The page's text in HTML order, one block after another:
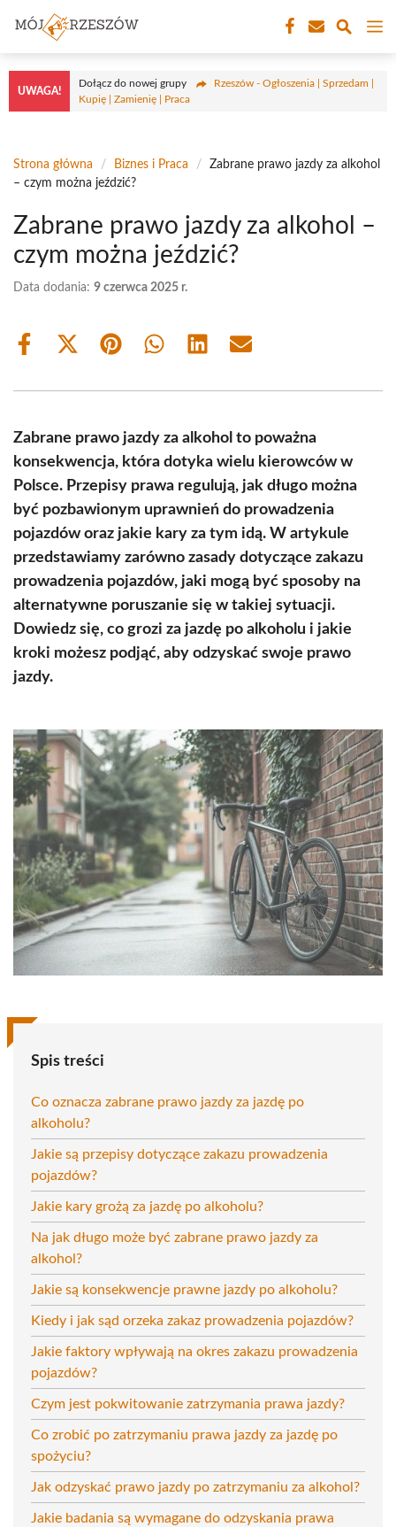
treści
UWAGA!
Dołącz do nowej grupy
Rzeszów - Ogłoszenia | Sprzedam |
Kupię | Zamienię | Praca
Strona główna / Biznes i Praca /
Zabrane prawo jazdy za alkohol
– czym można jeździć?
Zabrane prawo jazdy za alkohol –
czym można jeździć?
Data dodania: 9 czerwca 2025 r.
Share
Share
(Twitter)
Share Share Share Share
Zabrane prawo jazdy za alkohol to poważna
konsekwencja, która dotyka wielu kierowców w
Polsce. Przepisy prawa regulują, jak długo można
być pozbawionym uprawnień do prowadzenia
pojazdów oraz jakie kary za tym idą. W artykule
przedstawiamy zarówno zasady dotyczące zakazu
prowadzenia pojazdów, jaki mogą być sposoby na
alternatywne poruszanie się w takiej sytuacji.
Dowiedz się, co grozi za jazdę po alkoholu i jakie
kroki możesz podjąć, aby odzyskać swoje prawo
jazdy.
Spis treści
Co oznacza zabrane prawo jazdy za jazdę po
alkoholu?
Jakie są przepisy dotyczące zakazu prowadzenia
pojazdów?
Jakie kary grożą za jazdę po alkoholu?
Na jak długo może być zabrane prawo jazdy za
alkohol?
Jakie są konsekwencje prawne jazdy po alkoholu?
Kiedy i jak sąd orzeka zakaz prowadzenia pojazdów?
Jakie faktory wpływają na okres zakazu prowadzenia
pojazdów?
Czym jest pokwitowanie zatrzymania prawa jazdy?
Co zrobić po zatrzymaniu prawa jazdy za jazdę po
spożyciu?
Jak odzyskać prawo jazdy po zatrzymaniu za alkohol?
Jakie badania są wymagane do odzyskania prawa